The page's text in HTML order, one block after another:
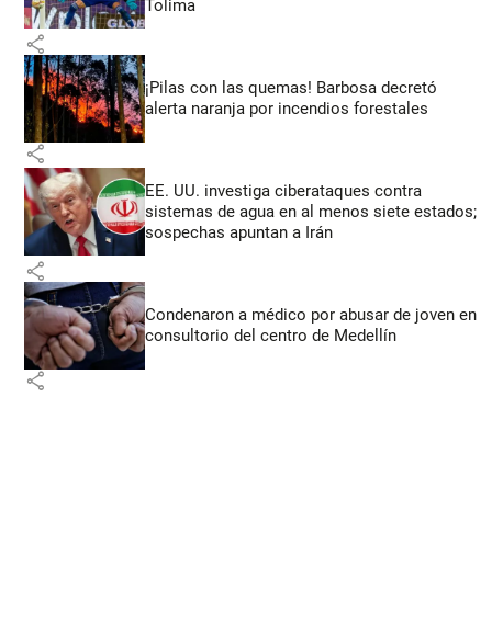
Tolima
share
¡Pilas con las quemas! Barbosa decretó
alerta naranja por incendios forestales
share
EE. UU. investiga ciberataques contra
sistemas de agua en al menos siete estados;
sospechas apuntan a Irán
share
Condenaron a médico por abusar de joven en
consultorio del centro de Medellín
share